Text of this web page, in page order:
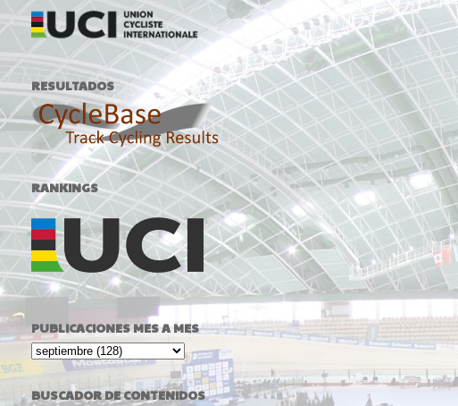
RESULTADOS
RANKINGS
PUBLICACIONES MES A MES
BUSCADOR DE CONTENIDOS